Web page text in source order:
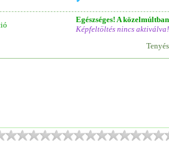
Egészséges! A
Képfeltöltés nincs aktiválva!